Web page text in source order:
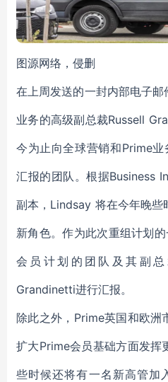
图源网络，侵删
在上周发送的一封内部电子
业务的高级副总裁Russell
今为止向全球营销和Prime
汇报的团队。根据Business
副本，Lindsay 将在今年晚些
新角色。作为此次重组计划
会员计划的团队及其副总
Grandinetti进行汇报。
除此之外，Prime英国和欧洲
扩大Prime会员基础方面发挥
些时候还将有一名新高管加